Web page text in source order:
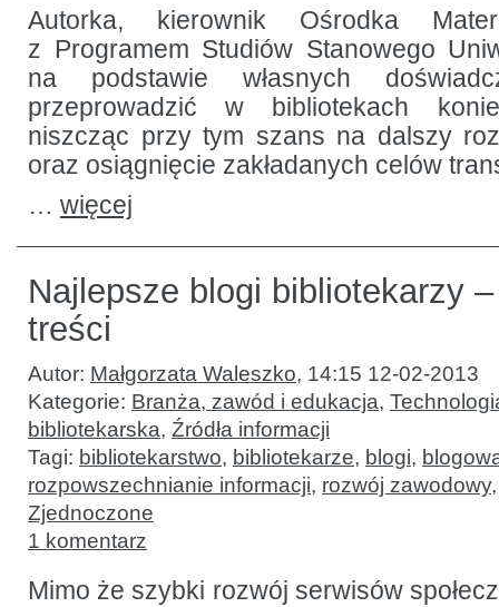
i robić
karierę
w swojej
Autorka, kierownik Ośrodka
z Programem Studiów Stanowego
na podstawie własnych
przeprowadzić w bibliotekach
niszcząc przy tym szans na dalszy
oraz osiągnięcie zakładanych celów
… więcej
Najlepsze blogi bibliotekarzy
treści
Autor: Małgorzata Waleszko, 14:15 12-02-2013
Kategorie: Branża, zawód i edukacja,
bibliotekarska, Źródła informacji
Tagi: bibliotekarstwo, bibliotekarze, blogi,
rozpowszechnianie informacji, rozwój zawodowy
Zjednoczone
1 komentarz
Mimo że szybki rozwój serwisów